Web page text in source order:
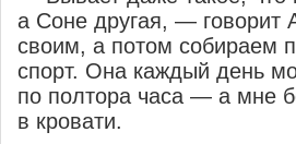
а Соне другая, —
своим, а потом собираем
спорт. Она каждый день
по полтора часа — а мне
в кровати.